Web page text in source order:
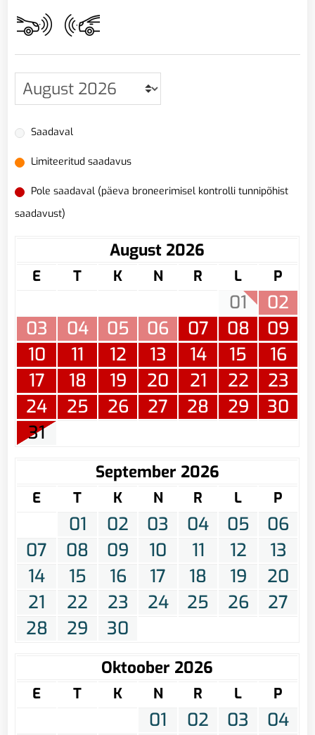
Saadaval
Limiteeritud saadavus
Pole saadaval (päeva broneerimisel kontrolli tunnipõhist
saadavust)
August 2026
E T K N R L P
01
02
03
04 05 06 07 08
09
10
11 12 13 14 15
16
17
18 19 20 21 22
23
24
25 26 27 28 29
30
31
September 2026
E T K N R L P
01 02 03 04 05
06
07
08 09 10 11 12
13
14
15 16 17 18 19
20
21
22 23 24 25 26
27
28
29 30
Oktoober 2026
E T K N R L P
01 02 03
04